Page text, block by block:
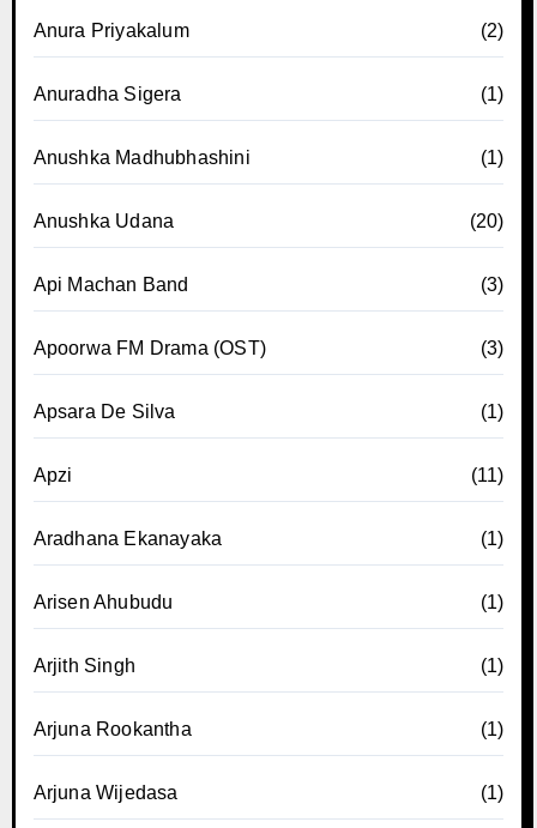
Anura Priyakalum (2)
Anuradha Sigera (1)
Anushka Madhubhashini (1)
Anushka Udana (20)
Api Machan Band (3)
Apoorwa FM Drama (OST) (3)
Apsara De Silva (1)
Apzi (11)
Aradhana Ekanayaka (1)
Arisen Ahubudu (1)
Arjith Singh (1)
Arjuna Rookantha (1)
Arjuna Wijedasa (1)